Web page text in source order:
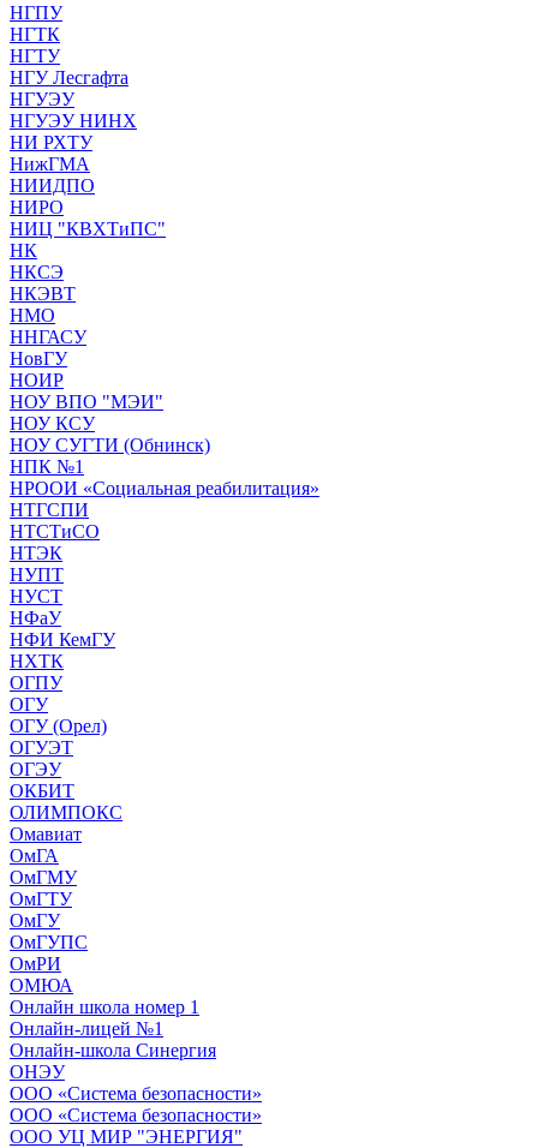
НГПУ
НГТК
НГТУ
НГУ Лесгафта
НГУЭУ
НГУЭУ НИНХ
НИ РХТУ
НижГМА
НИИДПО
НИРО
НИЦ "КВХТиПС"
НК
НКСЭ
НКЭВТ
НМО
ННГАСУ
НовГУ
НОИР
НОУ ВПО "МЭИ"
НОУ КСУ
НОУ СУГТИ (Обнинск)
НПК №1
НРООИ «Социальная реабилитация»
НТГСПИ
НТСТиСО
НТЭК
НУПТ
НУСТ
НФаУ
НФИ КемГУ
НХТК
ОГПУ
ОГУ
ОГУ (Орел)
ОГУЭТ
ОГЭУ
ОКБИТ
ОЛИМПОКС
Омавиат
ОмГА
ОмГМУ
ОмГТУ
ОмГУ
ОмГУПС
ОмРИ
ОМЮА
Онлайн школа номер 1
Онлайн-лицей №1
Онлайн-школа Синергия
ОНЭУ
ООО «Система безопасности»
ООО «Система безопасности»
ООО УЦ МИР "ЭНЕРГИЯ"